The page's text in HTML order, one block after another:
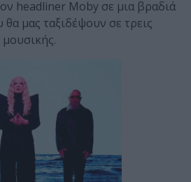
headliner Moby σε μια βραδιά
θα μας ταξιδέψουν σε τρεις
μουσικής.